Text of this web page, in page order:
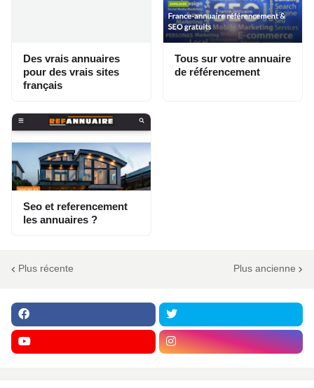
Des vrais annuaires
pour des vrais sites
français
Tous sur votre annuaire
de référencement
Seo et referencement
les annuaires ?
Plus récente Plus ancienne